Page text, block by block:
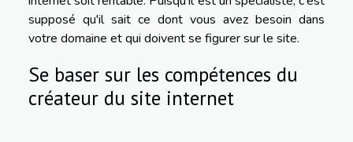
supposé qu'il sait ce dont vous avez besoin dans
votre domaine et qui doivent se figurer sur le site.
Se baser sur les compétences du
créateur du site internet